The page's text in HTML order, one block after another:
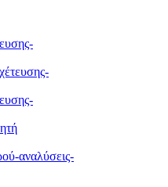
αναλύσεις-